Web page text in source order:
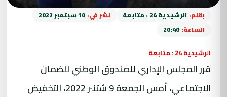
بقلم: الرشيدية 24 : متابعة نشر في: 10 سبتمبر 2022
الساعة: 20:40
الرشيدية 24 : متابعة
قرر المجلس الإداري للصندوق الوطني للضمان
الاجتماعي، أمس الجمعة 9 شتنبر 2022، التخفيض